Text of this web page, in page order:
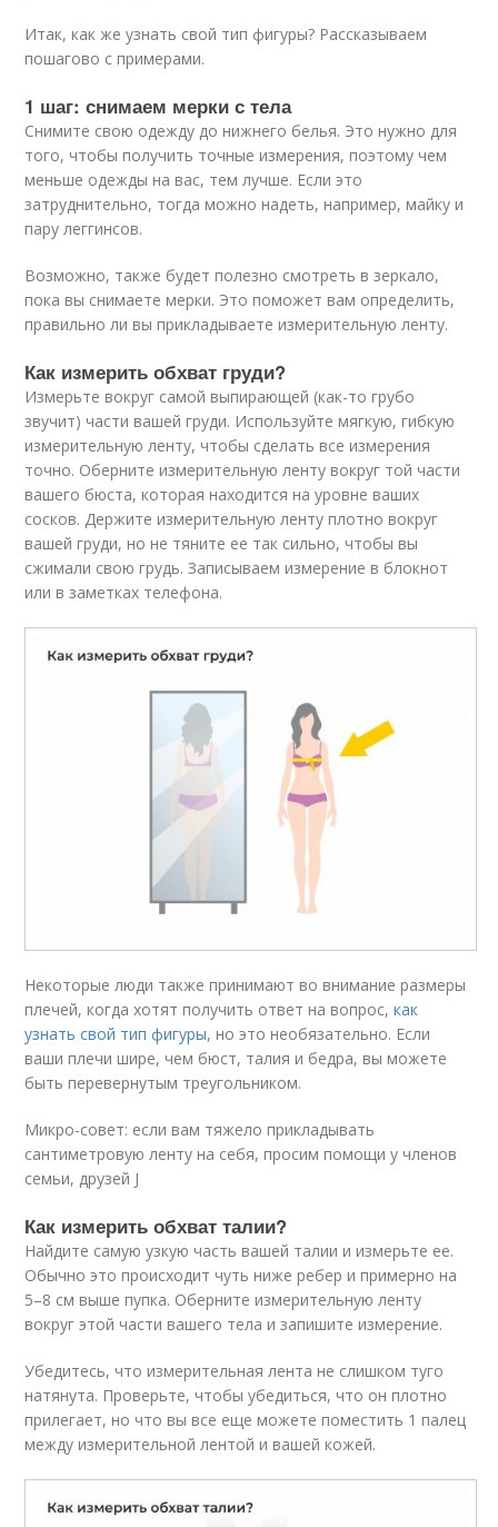
Итак, как же узнать свой тип фигуры? Рассказываем
пошагово с примерами.
1 шаг: снимаем мерки с тела
Снимите свою одежду до нижнего белья. Это нужно для
того, чтобы получить точные измерения, поэтому чем
меньше одежды на вас, тем лучше. Если это
затруднительно, тогда можно надеть, например, майку и
пару леггинсов.
Возможно, также будет полезно смотреть в зеркало,
пока вы снимаете мерки. Это поможет вам определить,
правильно ли вы прикладываете измерительную ленту.
Как измерить обхват груди?
Измерьте вокруг самой выпирающей (как-то грубо
звучит) части вашей груди. Используйте мягкую, гибкую
измерительную ленту, чтобы сделать все измерения
точно. Оберните измерительную ленту вокруг той части
вашего бюста, которая находится на уровне ваших
сосков. Держите измерительную ленту плотно вокруг
вашей груди, но не тяните ее так сильно, чтобы вы
сжимали свою грудь. Записываем измерение в блокнот
или в заметках телефона.
Некоторые люди также принимают во внимание размеры
плечей, когда хотят получить ответ на вопрос,как
узнать свой тип фигуры, но это необязательно. Если
ваши плечи шире, чем бюст, талия и бедра, вы можете
быть перевернутым треугольником.
Микро-совет: если вам тяжело прикладывать
сантиметровую ленту на себя, просим помощи у членов
семьи, друзей J
Как измерить обхват талии?
Найдите самую узкую часть вашей талии и измерьте ее.
Обычно это происходит чуть ниже ребер и примерно на
5–8 см выше пупка. Оберните измерительную ленту
вокруг этой части вашего тела и запишите измерение.
Убедитесь, что измерительная лента не слишком туго
натянута. Проверьте, чтобы убедиться, что он плотно
прилегает, но что вы все еще можете поместить 1 палец
между измерительной лентой и вашей кожей.